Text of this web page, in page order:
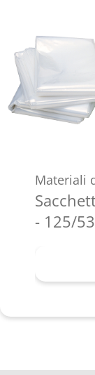
Materiali
- 125/